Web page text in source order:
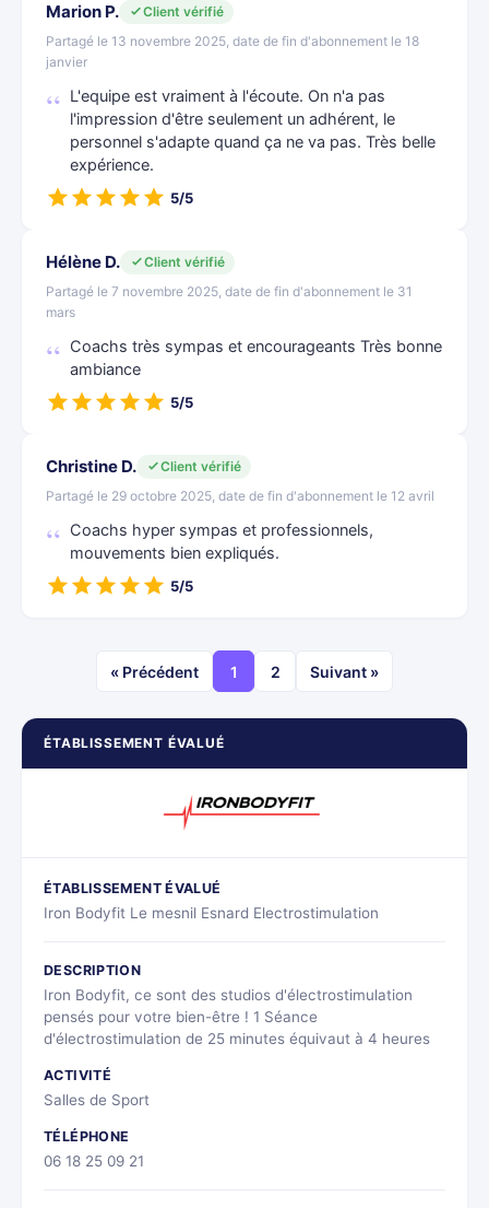
ÉTABLISSEMENT ÉVALUÉ
ÉTABLISSEMENT ÉVALUÉ
Iron Bodyfit Le mesnil Esnard Electrostimulation
DESCRIPTION
Iron Bodyfit, ce sont des studios d'électrostimulation
pensés pour votre bien-être ! 1 Séance
d'électrostimulation de 25 minutes équivaut à 4 heures
ACTIVITÉ
Salles de Sport
TÉLÉPHONE
06 18 25 09 21
Marion P.
Client vérifié
Partagé le 13 novembre 2025, date de fin d'abonnement le 18
janvier
L'equipe est vraiment à l'écoute. On n'a pas
l'impression d'être seulement un adhérent, le
personnel s'adapte quand ça ne va pas. Très belle
expérience.
5/5
Hélène D.
Client vérifié
Partagé le 7 novembre 2025, date de fin d'abonnement le 31
mars
Coachs très sympas et encourageants Très bonne
ambiance
5/5
Christine D.
Client vérifié
Partagé le 29 octobre 2025, date de fin d'abonnement le 12 avril
Coachs hyper sympas et professionnels,
mouvements bien expliqués.
5/5
« Précédent 1 2 Suivant »